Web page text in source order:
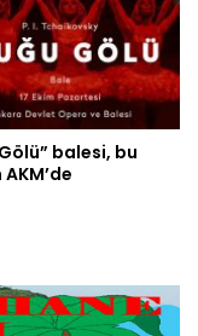
balesi, bu